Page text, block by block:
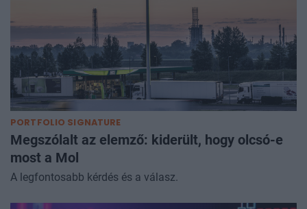
PORTFOLIO SIGNATURE
Megszólalt az elemző: kiderült, hogy olcsó-e
most a Mol
A legfontosabb kérdés és a válasz.